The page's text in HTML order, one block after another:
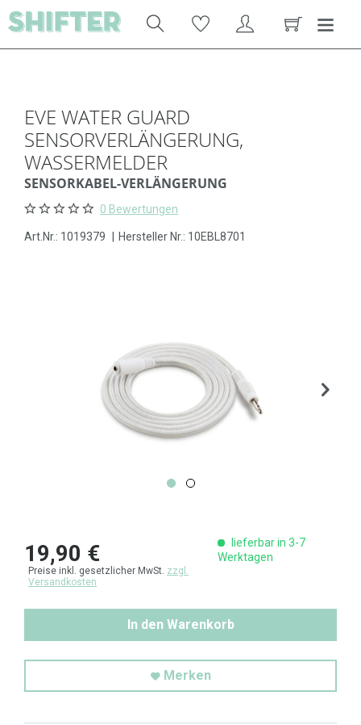
EVE WATER GUARD
SENSORVERLÄNGERUNG,
WASSERMELDER
SENSORKABEL-VERLÄNGERUNG
0 Bewertungen
Art.Nr.: 1019379 Hersteller Nr.: 10EBL8701
19,90 €
Preise inkl. gesetzlicher MwSt. zzgl.
Versandkosten
lieferbar in 3-7
Werktagen
In den Warenkorb
Merken